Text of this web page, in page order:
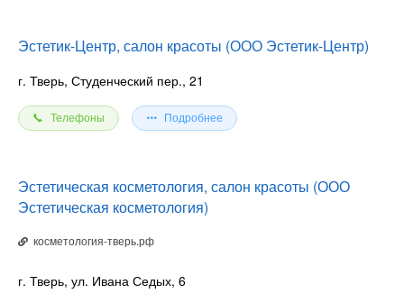
Эстетик-Центр, салон красоты (ООО Эстетик-Центр)
г. Тверь, Студенческий пер., 21
Телефоны Подробнее
Эстетическая косметология, салон красоты (ООО
Эстетическая косметология)
косметология-тверь.рф
г. Тверь, ул. Ивана Седых, 6